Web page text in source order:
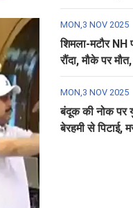
MON,3 NOV 2025
शिमला-मटौर
रौंदा, मौके पर
MON,3 NOV 2025
बंदूक की नोक पर
बेरहमी से पिटाई,